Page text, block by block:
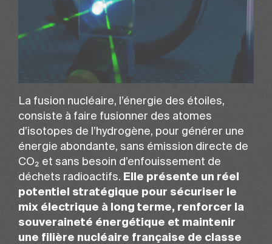
La fusion nucléaire, l’énergie des étoiles,
consiste à faire fusionner des atomes
d’isotopes de l’hydrogène, pour générer une
énergie abondante, sans émission directe de
CO₂ et sans besoin d’enfouissement de
déchets radioactifs. Elle présente un réel
potentiel stratégique pour sécuriser le
mix électrique à long terme, renforcer la
souveraineté énergétique et maintenir
une filière nucléaire française de classe